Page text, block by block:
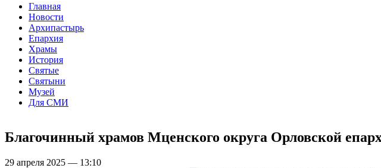
Главная
Новости
Архипастырь
Епархия
Храмы
История
Святые
Святыни
Музей
Для СМИ
Благочинный храмов Мценского округа Орловской
29 апреля 2025 — 13:10